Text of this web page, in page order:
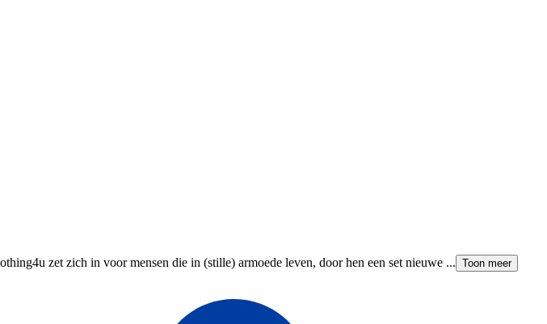
zet zich in voor mensen die in (stille) armoede leven, door hen een set nieuwe ... Toon meer